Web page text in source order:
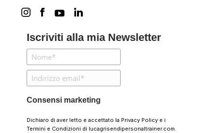
Iscriviti alla mia Newsletter
Consensi marketing
Dichiaro di aver letto e accettato la Privacy Policye i
Termini e Condizioni di lucagrisendipersonaltrainer.com.